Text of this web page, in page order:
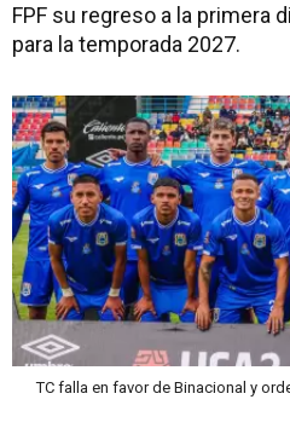
FPF su regreso a la primera
para la temporada 2027.
TC falla en favor de Binacional y